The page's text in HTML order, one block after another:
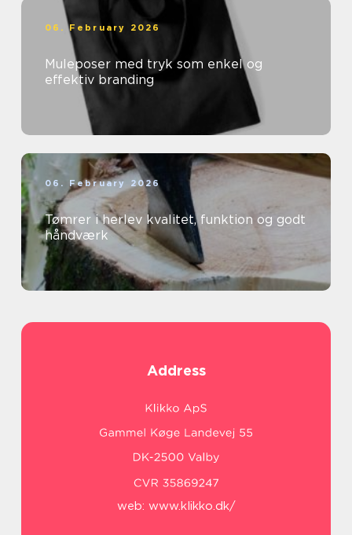
06. February 2026
Muleposer med tryk som enkel og
effektiv branding
06. February 2026
Tømrer i herlev kvalitet, funktion og godt
håndværk
Address
web: www.klikko.dk/